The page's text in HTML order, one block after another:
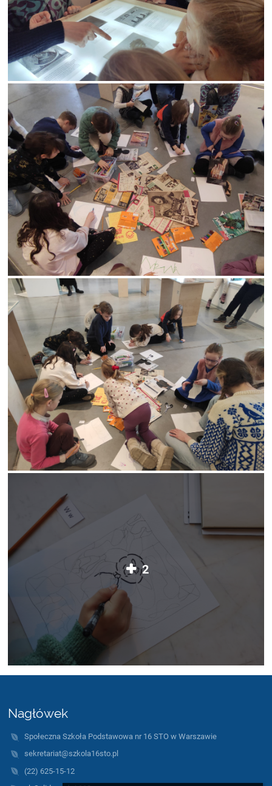
2
Nagłówek
Społeczna Szkoła Podstawowa nr 16 STO w Warszawie
sekretariat@szkola16sto.pl
(22) 625-15-12